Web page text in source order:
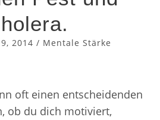
2014 / Mentale Stärke
oft einen entscheidenden
ob du dich motiviert,